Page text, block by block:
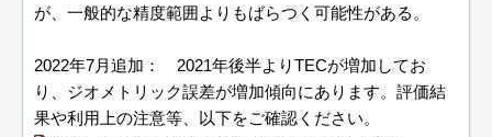
が、一般的な精度範囲よりもばらつく可能性がある。
2022年7月追加： 2021年後半よりTECが増加してお
り、ジオメトリック誤差が増加傾向にあります。評価結
果や利用上の注意等、以下をご確認ください。